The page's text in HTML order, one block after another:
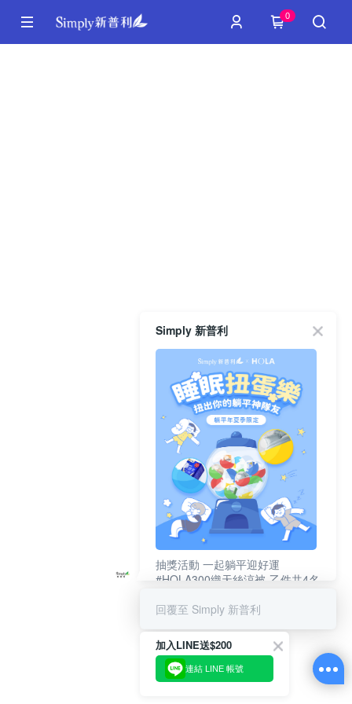
0
Simply 新普利
抽獎活動 一起躺平迎好運
#HOLA300織天絲涼被-乙件共4名
回覆至 Simply 新普利
加入LINE送$200
連結 LINE 帳號